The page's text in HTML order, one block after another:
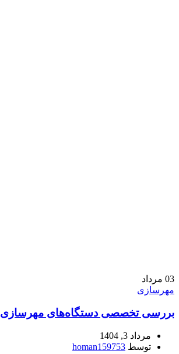
03 مرداد
مهرسازی
بررسی تخصصی دستگاه‌های مهرسازی
مرداد 3, 1404
توسط homan159753